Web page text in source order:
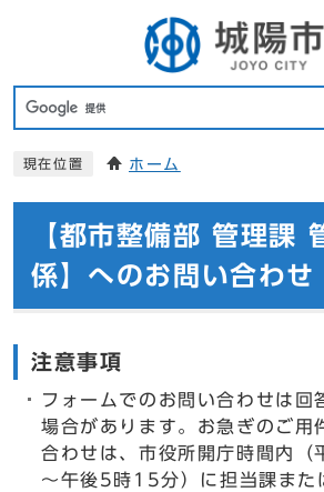
現在位置 ホーム
【都市整備部 管理課
係】へのお問い合わせ
注意事項
フォームでのお問い合わせは回
場合があります。お急ぎのご用
合わせは、市役所開庁時間内
～午後5時15分）に担当課また